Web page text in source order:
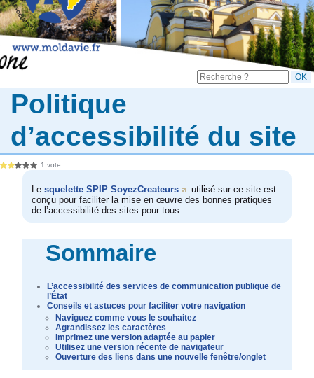
Politique
d’accessibilité du site
1 vote
Lesquelette SPIP SoyezCreateurs
utilisé sur ce site est
conçu pour faciliter la mise en œuvre des bonnes pratiques
de l’accessibilité des sites pour tous.
Sommaire
L’accessibilité des services de communication publique de
l’État
Conseils et astuces pour faciliter votre navigation
Naviguez comme vous le souhaitez
Agrandissez les caractères
Imprimez une version adaptée au papier
Utilisez une version récente de navigateur
Ouverture des liens dans une nouvelle fenêtre/onglet